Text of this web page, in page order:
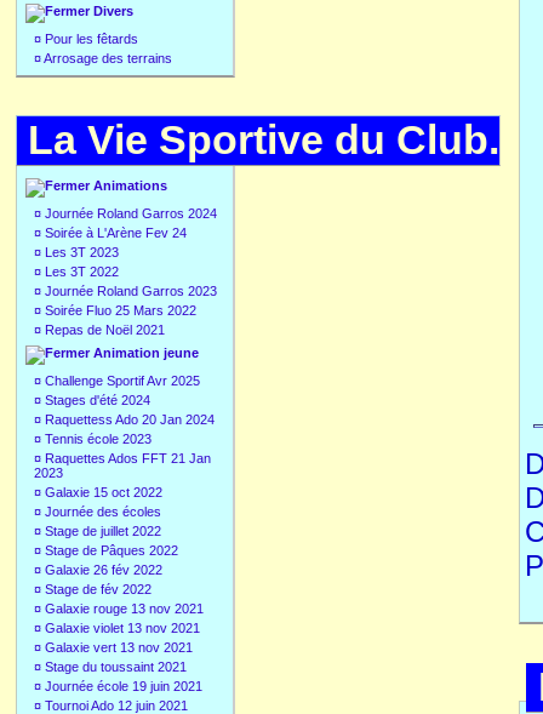
Divers
¤ Pour les fêtards
¤Arrosage des terrains
La Vie Sportive du Club.
Animations
¤ Journée Roland Garros 2024
¤ Soirée à L'Arène Fev 24
¤ Les 3T 2023
¤ Les 3T 2022
¤ Journée Roland Garros 2023
¤ Soirée Fluo 25 Mars 2022
¤ Repas de Noël 2021
Animation jeune
¤ Challenge Sportif Avr 2025
¤ Stages d'été 2024
¤ Raquettess Ado 20 Jan 2024
¤ Tennis école 2023
¤ Raquettes Ados FFT 21 Jan
2023
¤ Galaxie 15 oct 2022
¤ Journée des écoles
¤ Stage de juillet 2022
¤ Stage de Pâques 2022
¤ Galaxie 26 fév 2022
¤ Stage de fév 2022
¤ Galaxie rouge 13 nov 2021
¤ Galaxie violet 13 nov 2021
¤ Galaxie vert 13 nov 2021
¤ Stage du toussaint 2021
¤ Journée école 19 juin 2021
¤ Tournoi Ado 12 juin 2021